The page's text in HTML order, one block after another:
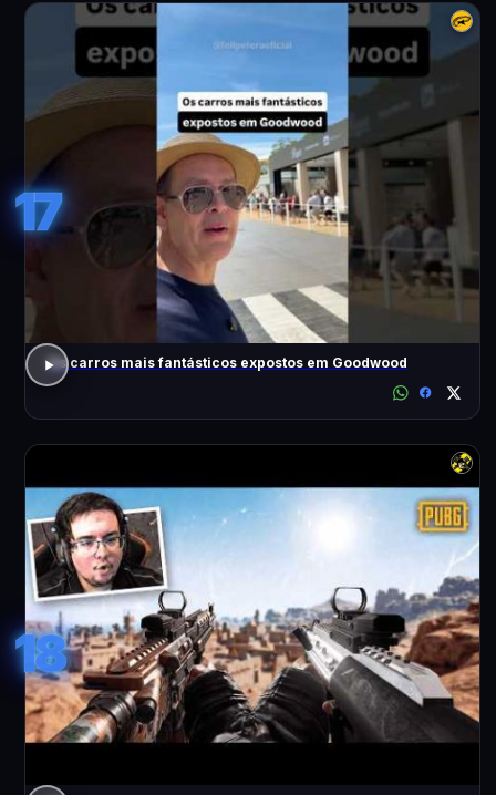
17
Os carros mais fantásticos expostos em Goodwood
18